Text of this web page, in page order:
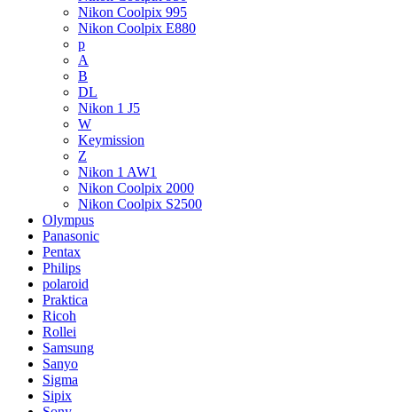
Nikon Coolpix 995
Nikon Coolpix E880
p
A
B
DL
Nikon 1 J5
W
Keymission
Z
Nikon 1 AW1
Nikon Coolpix 2000
Nikon Coolpix S2500
Olympus
Panasonic
Pentax
Philips
polaroid
Praktica
Ricoh
Rollei
Samsung
Sanyo
Sigma
Sipix